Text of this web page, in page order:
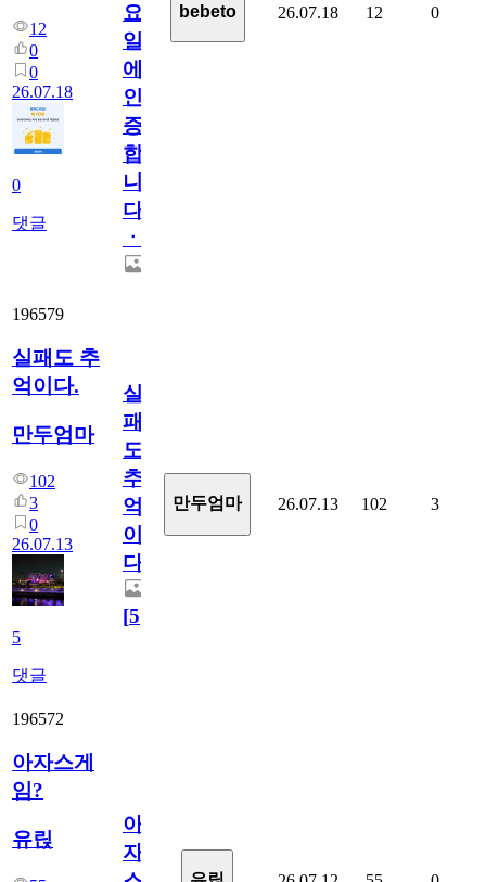
12
0
0
26.07.18
0
댓글
요
일
에
인
증
합
니
다
ㆍ
bebeto 26.07.18 12 0
196579
실패도 추
억이다.
만두엄마
102
3
0
26.07.13
5
댓글
실
패
도
추
억
이
다.
[5]
만두엄마 26.07.13 102 3
196572
아자스게
임?
유릱
아
자